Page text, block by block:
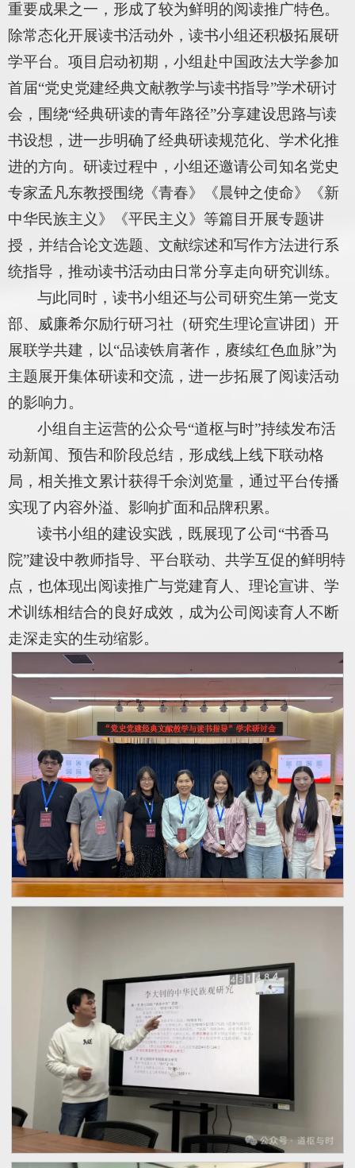
重要成果之一，形成了较为鲜明的阅读推广特色。
除常态化开展读书活动外，读书小组还积极拓展研
学平台。项目启动初期，小组赴中国政法大学参加
首届“党史党建经典文献教学与读书指导”学术研讨
会，围绕“经典研读的青年路径”分享建设思路与读
书设想，进一步明确了经典研读规范化、学术化推
进的方向。研读过程中，小组还邀请公司知名党史
专家孟凡东教授围绕《青春》《晨钟之使命》《新
中华民族主义》《平民主义》等篇目开展专题讲
授，并结合论文选题、文献综述和写作方法进行系
统指导，推动读书活动由日常分享走向研究训练。
与此同时，读书小组还与公司研究生第一党支
部、威廉希尔励行研习社（研究生理论宣讲团）开
展联学共建，以“品读铁肩著作，赓续红色血脉”为
主题展开集体研读和交流，进一步拓展了阅读活动
的影响力。
小组自主运营的公众号“道枢与时”持续发布活
动新闻、预告和阶段总结，形成线上线下联动格
局，相关推文累计获得千余浏览量，通过平台传播
实现了内容外溢、影响扩面和品牌积累。
读书小组的建设实践，既展现了公司“书香马
院”建设中教师指导、平台联动、共学互促的鲜明特
点，也体现出阅读推广与党建育人、理论宣讲、学
术训练相结合的良好成效，成为公司阅读育人不断
走深走实的生动缩影。